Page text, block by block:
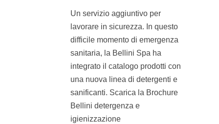
Un servizio aggiuntivo per
lavorare in sicurezza. In questo
difficile momento di emergenza
sanitaria, la Bellini Spa ha
integrato il catalogo prodotti con
una nuova linea di detergenti e
sanificanti. Scarica la Brochure
Bellini detergenza e
igienizzazione